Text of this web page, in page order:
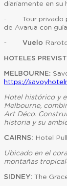
diariamente en su
- Tour privado
de Avarua con
- Vuelo
HOTELES
MELBOURNE:
https://
Hotel histórico y
Melbourne,
Art Déco.
historia y su
CAIRNS: Hotel
Ubicado en el
montañas
SIDNEY: The